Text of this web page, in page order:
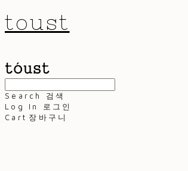
toust
Search
검색
Log In
로그인
Cart 장바구니